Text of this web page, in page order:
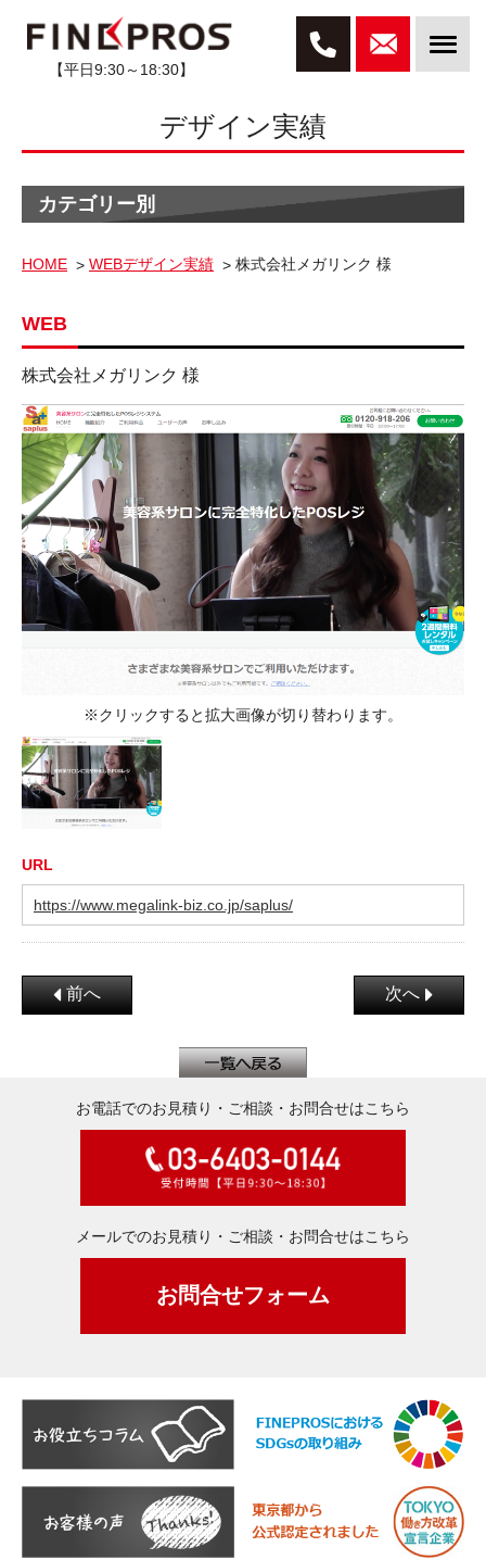
【平日9:30～18:30】
デザイン実績
カテゴリー別
HOME WEBデザイン実績 株式会社メガリンク 様
WEB
株式会社メガリンク 様
※クリックすると拡大画像が切り替わります。
URL
https://www.megalink-biz.co.jp/saplus/
前へ 次へ
お電話でのお見積り・ご相談・お問合せはこちら
メールでのお見積り・ご相談・お問合せはこちら
お問合せフォーム